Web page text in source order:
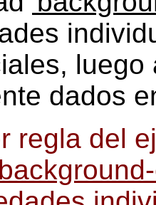
luego
dados
regla del